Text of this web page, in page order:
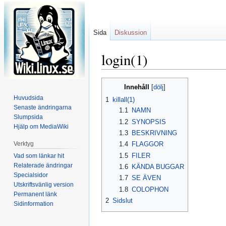
login(1)
navigering
Innehåll
1 killall(1)
1.1
NAMN
1.2 SYNOPSIS
1.3
BESKRIVNING
1.4
FLAGGOR
1.5
FILER
1.6
KÄNDA BUGGAR
1.7 SE ÄVEN
1.8 COLOPHON
2 Sidslut
Sida Diskussion
Huvudsida
Senaste ändringarna
Slumpsida
Hjälp om MediaWiki
Verktyg
Vad som länkar hit
Relaterade ändringar
Specialsidor
Utskriftsvänlig version
Permanent länk
Sidinformation